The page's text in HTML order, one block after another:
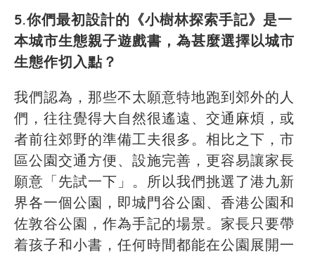
5.你們最初設計的《小樹林探索手記》是一
本城市生態親子遊戲書，為甚麼選擇以城市
生態作切入點？
我們認為，那些不太願意特地跑到郊外的人
們，往往覺得大自然很遙遠、交通麻煩，或
者前往郊野的準備工夫很多。相比之下，市
區公園交通方便、設施完善，更容易讓家長
願意「先試一下」。所以我們挑選了港九新
界各一個公園，即城門谷公園、香港公園和
佐敦谷公園，作為手記的場景。家長只要帶
着孩子和小書，任何時間都能在公園展開一